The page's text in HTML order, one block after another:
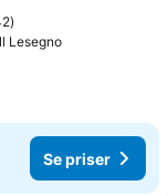
Lesegno
Se priser